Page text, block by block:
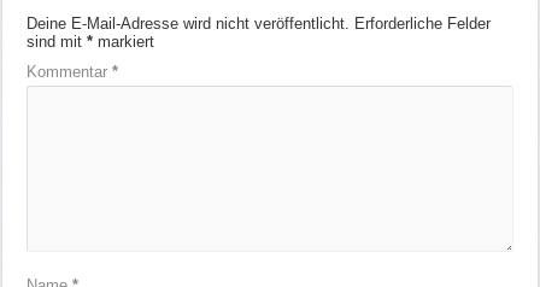
Deine E-Mail-Adresse wird nicht veröffentlicht. Erforderliche Felder
sind mit* markiert
Kommentar*